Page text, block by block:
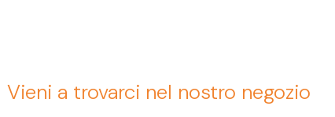
Vieni a trovarci nel nostro negozio